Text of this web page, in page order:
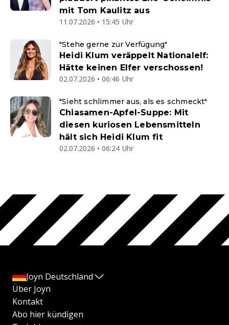
mit Tom Kaulitz aus
11.07.2026 • 15:45 Uhr
"Stehe gerne zur Verfügung"
Heidi Klum veräppelt Nationalelf:
Hätte keinen Elfer verschossen!
02.07.2026 • 06:46 Uhr
"Sieht schlimmer aus, als es schmeckt"
Chiasamen-Apfel-Suppe: Mit
diesen kuriosen Lebensmitteln
hält sich Heidi Klum fit
02.07.2026 • 06:24 Uhr
Joyn Deutschland
Über Joyn
Kontakt
Abo hier kündigen